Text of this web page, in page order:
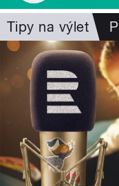
Tipy na výlet